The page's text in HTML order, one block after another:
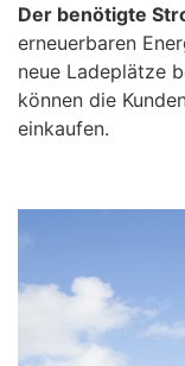
Der benötigte
erneuerbaren
neue Ladeplätze
können die
einkaufen.